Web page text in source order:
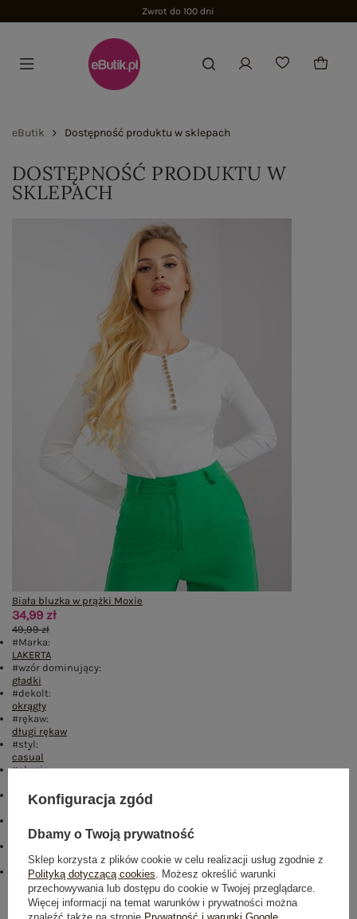
Zwrot do 100 dni
eButik Dostępność produktu w sklepach
DOSTĘPNOŚĆ PRODUKTU W
SKLEPACH
Biała bluzka w prążki Moxie
34,99 zł
49,99 zł
#Marka:
LAKERTA
#wzór dominujący:
gładki
#dekolt:
okrągły
#rękaw:
długi rękaw
#styl:
casual
#okazja:
#materiał dominujący:
bawełna
guziki,materiał prążkowany
bluzka klasyczna
#skład materiału :
85% bawełna,15% elastan
Rozmiar: 40
Konfiguracja zgód
Dbamy o Twoją prywatność
Sklep korzysta z plików cookie w celu realizacji usług zgodnie z
Polityką dotyczącą cookies . Możesz określić warunki
przechowywania lub dostępu do cookie w Twojej przeglądarce.
Więcej informacji na temat warunków i prywatności można